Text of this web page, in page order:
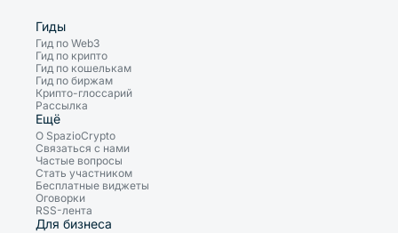
Гиды
Гид по Web3
Гид по крипто
Гид по кошелькам
Гид по биржам
Крипто-глоссарий
Рассылка
Ещё
О SpazioCrypto
Связаться с нами
Частые вопросы
Стать участником
Бесплатные виджеты
Оговорки
RSS-лента
Для бизнеса